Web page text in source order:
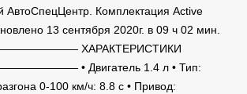
АвтоСпецЦентр. Комплектация Active
13 сентября 2020г. в 09 ч 02 мин.
ХАРАКТЕРИСТИКИ
• Двигатель 1.4 л • Тип:
0-100 км/ч: 8.8 c • Привод: